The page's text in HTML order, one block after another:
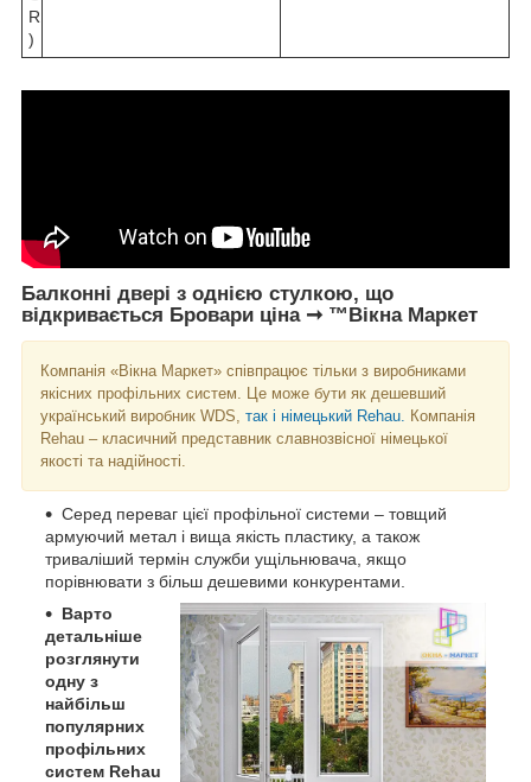
R
)
Балконні двері з однією стулкою, що
відкривається Бровари ціна ➞ ™Вікна Маркет
Компанія «Вікна Маркет» співпрацює тільки з виробниками
якісних профільних систем. Це може бути як дешевший
український виробник WDS, так і німецький Rehau.
Компанія
Rehau – класичний представник славнозвісної німецької
якості та надійності.
Серед переваг цієї профільної системи – товщий
армуючий метал і вища якість пластику, а також
триваліший термін служби ущільнювача, якщо
порівнювати з більш дешевими конкурентами.
Варто
детальніше
розглянути
одну з
найбільш
популярних
профільних
систем Rehau